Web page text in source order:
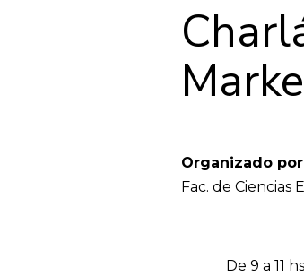
Organizado
Fac. de Ciencias
De 9 a 11